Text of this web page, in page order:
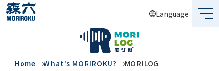
Language
About Us
Home What's MORIROKU? MORILOG